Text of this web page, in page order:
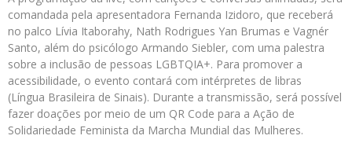
comandada pela apresentadora Fernanda Izidoro, que receberá
no palco Lívia Itaborahy, Nath Rodrigues Yan Brumas e Vagnér
Santo, além do psicólogo Armando Siebler, com uma palestra
sobre a inclusão de pessoas LGBTQIA+. Para promover a
acessibilidade, o evento contará com intérpretes de libras
(Língua Brasileira de Sinais). Durante a transmissão, será possível
fazer doações por meio de um QR Code para a Ação de
Solidariedade Feminista da Marcha Mundial das Mulheres.